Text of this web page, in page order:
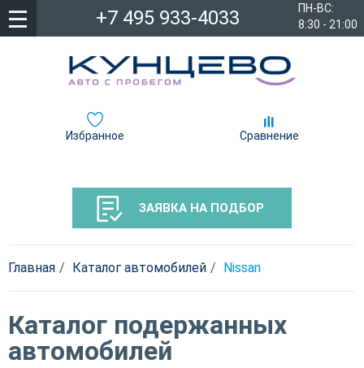
ПН-ВС:
8:30 - 21:00
+7 495 933-4033
Избранное Сравнение
ЗАЯВКА НА ПОДБОР
Главная Каталог автомобилей Nissan
Каталог подержанных
автомобилей